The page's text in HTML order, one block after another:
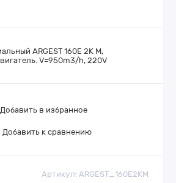
Добавить в избранное
Добавить к сравнению
Артикул: ARGEST_160E2KM